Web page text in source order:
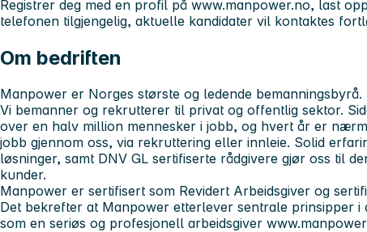
Registrer deg med en profil på www.manpower.no, last
telefonen tilgjengelig, aktuelle kandidater vil kontaktes
Om bedriften
Manpower er Norges største og ledende bemanningsbyrå.
Vi bemanner og rekrutterer til privat og offentlig sektor.
over en halv million mennesker i jobb, og hvert år er
jobb gjennom oss, via rekruttering eller innleie. Solid
løsninger, samt DNV GL sertifiserte rådgivere gjør oss til
kunder.
Manpower er sertifisert som Revidert Arbeidsgiver og
Det bekrefter at Manpower etterlever sentrale prinsipper
som en seriøs og profesjonell arbeidsgiver